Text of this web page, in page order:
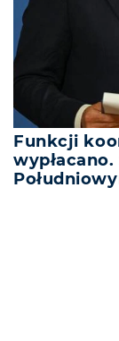
Funkcji